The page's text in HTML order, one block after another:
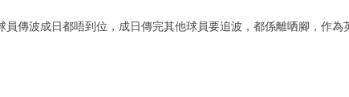
傳波成日都唔到位，成日傳完其他球員要追波，都係離哂腳，作